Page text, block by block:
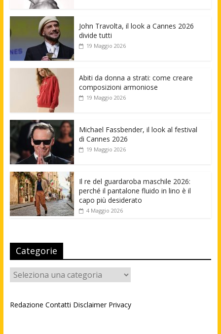
John Travolta, il look a Cannes 2026
divide tutti
19 Maggio 2026
Abiti da donna a strati: come creare
composizioni armoniose
19 Maggio 2026
Michael Fassbender, il look al festival
di Cannes 2026
19 Maggio 2026
Il re del guardaroba maschile 2026:
perché il pantalone fluido in lino è il
capo più desiderato
4 Maggio 2026
Categorie
Categorie
Redazione Contatti Disclaimer Privacy